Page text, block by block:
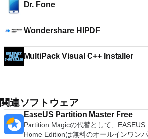
Dr. Fone
Wondershare HIPDF
MultiPack Visual C++ Installer
関連ソフトウェア
EaseUS Partition Master Free
Partition Magicの代替として、
Home Editionは無料のオールインワンパ